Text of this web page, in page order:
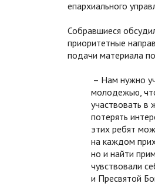
епархиального
Собравшиеся
приоритетные
подачи материала
– Нам нужно
молодежью,
участвовать в
потерять
этих ребят
на каждом
но и найти
чувствовали
и Пресвятой